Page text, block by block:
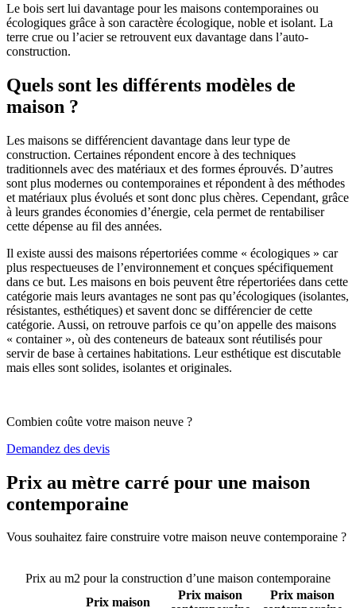
Le bois sert lui davantage pour les maisons contemporaines ou
écologiques grâce à son caractère écologique, noble et isolant. La
terre crue ou l’acier se retrouvent eux davantage dans l’auto-
construction.
Quels sont les différents modèles de
maison ?
Les maisons se différencient davantage dans leur type de
construction. Certaines répondent encore à des techniques
traditionnels avec des matériaux et des formes éprouvés. D’autres
sont plus modernes ou contemporaines et répondent à des méthodes
et matériaux plus évolués et sont donc plus chères. Cependant, grâce
à leurs grandes économies d’énergie, cela permet de rentabiliser
cette dépense au fil des années.
Il existe aussi des maisons répertoriées comme « écologiques » car
plus respectueuses de l’environnement et conçues spécifiquement
dans ce but. Les maisons en bois peuvent être répertoriées dans cette
catégorie mais leurs avantages ne sont pas qu’écologiques (isolantes,
résistantes, esthétiques) et savent donc se différencier de cette
catégorie. Aussi, on retrouve parfois ce qu’on appelle des maisons
« container », où des conteneurs de bateaux sont réutilisés pour
servir de base à certaines habitations. Leur esthétique est discutable
mais elles sont solides, isolantes et originales.
Combien coûte votre maison neuve ?
Demandez des devis
Prix au mètre carré pour une maison
contemporaine
Vous souhaitez faire construire votre maison neuve contemporaine ?
Prix au m2 pour la construction d’une maison contemporaine
Prix maison
Prix maison
Prix maison